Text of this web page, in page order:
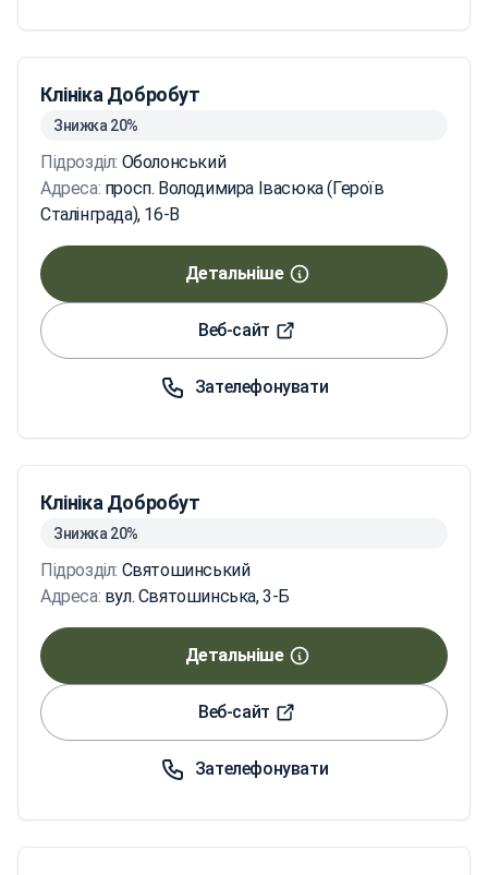
Клініка Добробут
Знижка 20%
Підрозділ: Оболонський
Адреса: просп. Володимира Івасюка (Героїв
Сталінграда), 16-В
Детальніше
Веб-сайт
Зателефонувати
Клініка Добробут
Знижка 20%
Підрозділ: Святошинський
Адреса: вул. Святошинська, 3-Б
Детальніше
Веб-сайт
Зателефонувати